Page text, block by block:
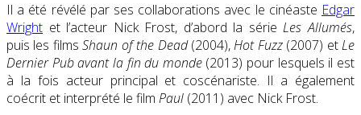
Il a été révélé par ses collaborations avec le cinéaste Edgar
Wright et l’acteur Nick Frost, d’abord la sérieLes Allumés,
puis les filmsShaun of the Dead(2004),Hot Fuzz (2007) etLe
Dernier Pub avant la fin du monde (2013) pour lesquels il est
à la fois acteur principal et coscénariste. Il a également
coécrit et interprété le film Paul (2011) avec Nick Frost.